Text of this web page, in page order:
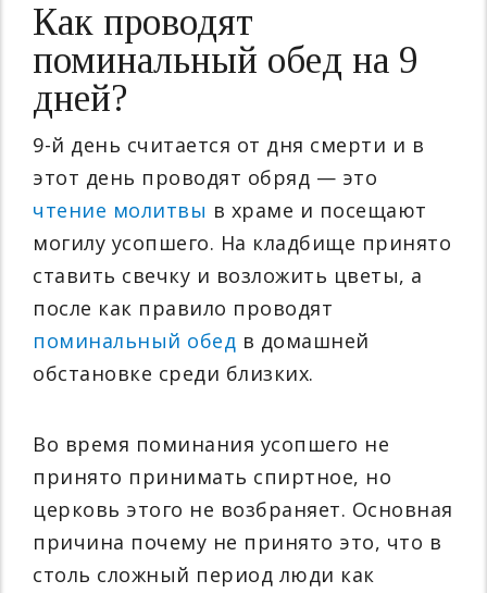
Как проводят
поминальный обед на 9
дней?
9-й день считается от дня смерти и в
этот день проводят обряд — это
чтение молитвы в храме и посещают
могилу усопшего. На кладбище принято
ставить свечку и возложить цветы, а
после как правило проводят
поминальный обед в домашней
обстановке среди близких.
Во время поминания усопшего не
принято принимать спиртное, но
церковь этого не возбраняет. Основная
причина почему не принято это, что в
столь сложный период люди как